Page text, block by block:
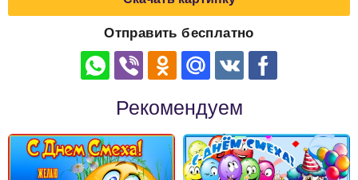
Отправить бесплатно
Рекомендуем